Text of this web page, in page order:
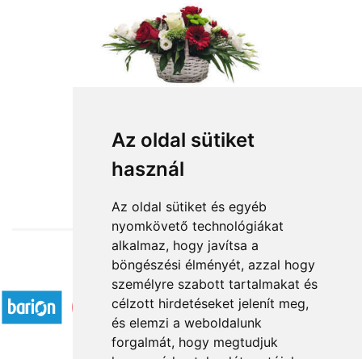
Az oldal sütiket
használ
Az oldal sütiket és egyéb
nyomkövető technológiákat
alkalmaz, hogy javítsa a
böngészési élményét, azzal hogy
személyre szabott tartalmakat és
célzott hirdetéseket jelenít meg,
és elemzi a weboldalunk
forgalmát, hogy megtudjuk
from HUF32,760
Accepted payment methods